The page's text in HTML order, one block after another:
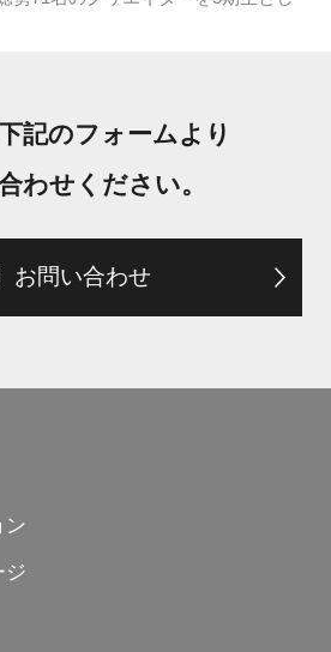
記のフォームより
わせください。
お問い合わせ
ン
ジ